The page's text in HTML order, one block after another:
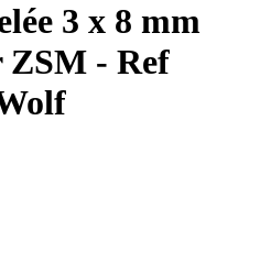
3 x 8 mm
ZSM - Ref